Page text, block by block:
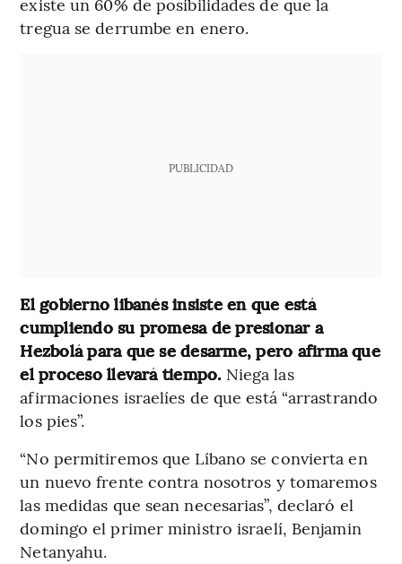
tregua se derrumbe en enero.
PUBLICIDAD
El gobierno libanés insiste en que está
cumpliendo su promesa de presionar a
Hezbolá para que se desarme, pero afirma que
el proceso llevará tiempo. Niega las
afirmaciones israelíes de que está “arrastrando
los pies”.
“No permitiremos que Líbano se convierta en
un nuevo frente contra nosotros y tomaremos
las medidas que sean necesarias”, declaró el
domingo el primer ministro israelí, Benjamin
Netanyahu.